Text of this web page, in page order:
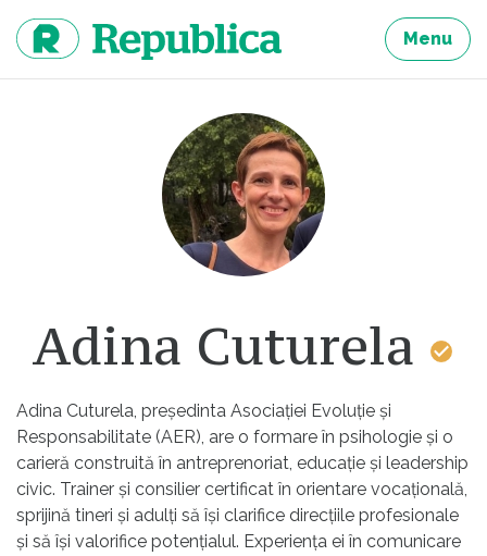
continut
Menu
Adina Cuturela
Adina Cuturela, președinta Asociației Evoluție și
Responsabilitate (AER), are o formare în psihologie și o
carieră construită în antreprenoriat, educație și leadership
civic. Trainer și consilier certificat în orientare vocațională,
sprijină tineri și adulți să își clarifice direcțiile profesionale
și să își valorifice potențialul. Experiența ei în comunicare